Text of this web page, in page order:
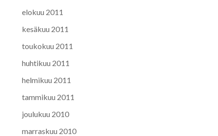
elokuu 2011
kesäkuu 2011
toukokuu 2011
huhtikuu 2011
helmikuu 2011
tammikuu 2011
joulukuu 2010
marraskuu 2010